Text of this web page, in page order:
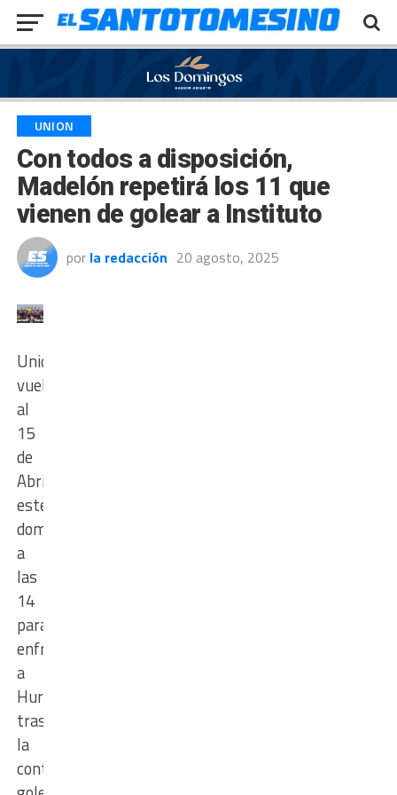
UNION
Con todos a disposición,
Madelón repetirá los 11 que
vienen de golear a Instituto
por la redacción 20 agosto, 2025
Unión
vuelve
al
15
de
Abril
este
domingo
a
las
14
para
enfrentar
a
Huracán
tras
la
contundente
Exit mobile version